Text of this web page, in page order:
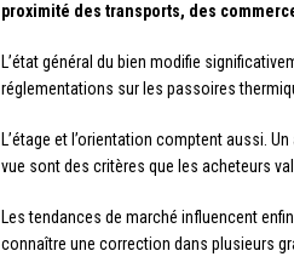
proximité des transports, des
L’état général du bien modifie
réglementations sur les passoires
L’étage et l’orientation comptent aussi.
vue sont des critères que les acheteurs
Les tendances de marché influencent
connaître une correction dans plusieurs